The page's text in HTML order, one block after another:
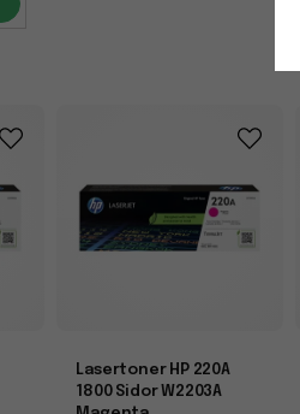
Lasertoner HP 220A
1800 Sidor W2203A